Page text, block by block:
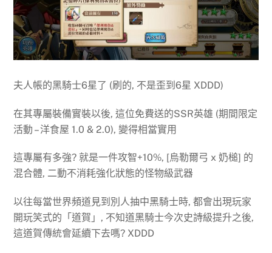
夫人帳的黑騎士6星了 (刷的, 不是歪到6星 XDDD)
在其專屬裝備實裝以後, 這位免費送的SSR英雄 (期間限定
活動 – 洋食屋 1.0 & 2.0), 變得相當實用
這專屬有多強? 就是一件攻智+10%, [烏勒爾弓 x 奶槌] 的
混合體, 二動不消耗強化狀態的怪物級武器
以往每當世界頻道見到別人抽中黑騎士時, 都會出現玩家
開玩笑式的「道賀」, 不知道黑騎士今次史詩級提升之後,
這道賀傳統會延續下去嗎? XDDD